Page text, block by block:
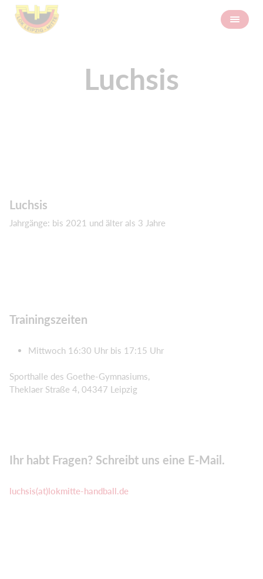
Luchsis
Luchsis
Jahrgänge: bis 2021 und älter als 3 Jahre
Trainingszeiten
Mittwoch 16:30 Uhr bis 17:15 Uhr
Sporthalle des Goethe-Gymnasiums,
Theklaer Straße 4, 04347 Leipzig
Ihr habt Fragen? Schreibt uns eine E-Mail.
luchsis(at)lokmitte-handball.de